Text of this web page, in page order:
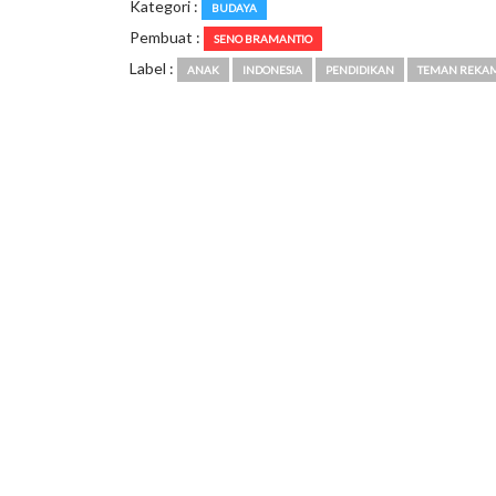
Kategori : BUDAYA
Pembuat : SENO BRAMANTIO
Label : ANAK INDONESIA PENDIDIKAN TEMAN